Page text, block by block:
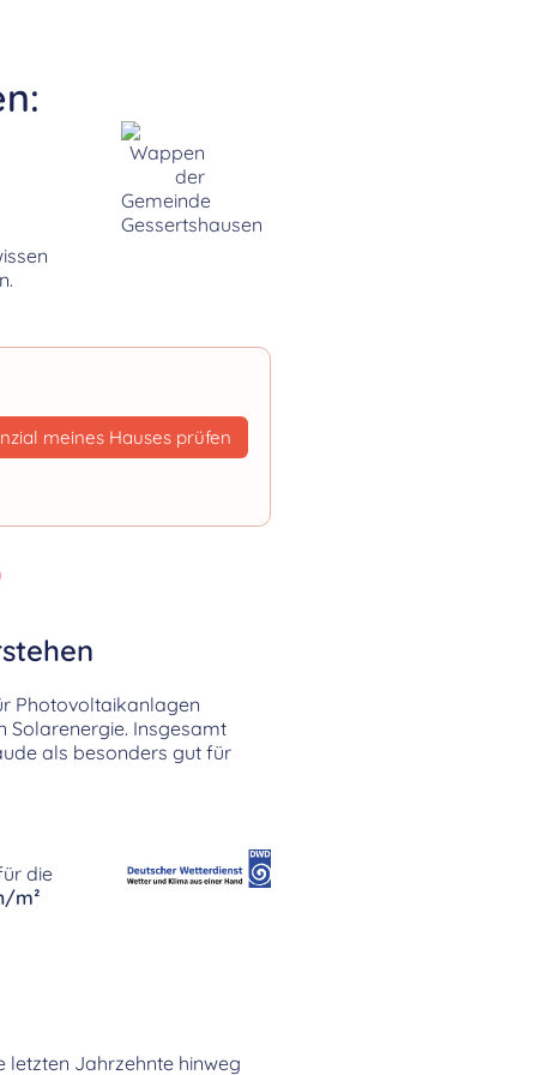
meines Hauses prüfen
Photovoltaikanlagen
Solarenergie. Insgesamt
als besonders gut für
die
m²
letzten Jahrzehnte hinweg